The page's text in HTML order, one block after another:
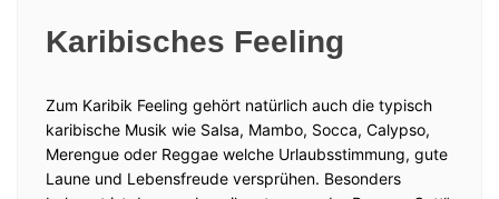
Karibisches Feeling
Zum Karibik Feeling gehört natürlich auch die typisch
karibische Musik wie Salsa, Mambo, Socca, Calypso,
Merengue oder Reggae welche Urlaubsstimmung, gute
Laune und Lebensfreude versprühen. Besonders